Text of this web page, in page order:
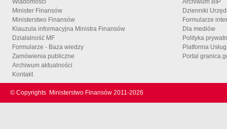
Minister Finansów
Ministerstwo Finansów
Klauzula informacyjna Ministra Finansów
Działalność MF
Formularze - Baza wiedzy
Zamówienia publiczne
Archiwum aktualności
Kontakt
Dzienniki
Formularze
Dla mediów
Polityka
Platforma
Portal
© Copyrights Ministerstwo Finansów 2011-2026